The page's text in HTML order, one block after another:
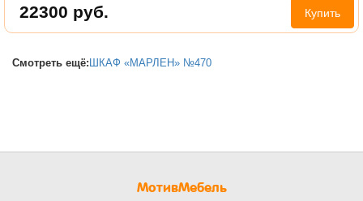
22300 руб. Купить
Смотреть ещё: ШКАФ «МАРЛЕН» №470
МотивМебель